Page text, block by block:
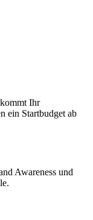
Ihr
ein Startbudget ab
Awareness und